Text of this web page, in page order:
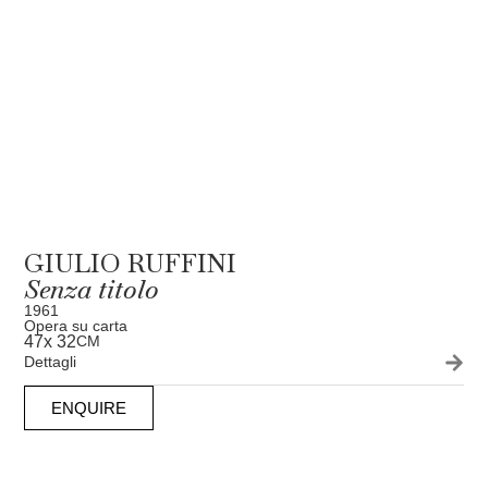
GIULIO RUFFINI
Senza titolo
1961
Opera su carta
47x 32CM
Dettagli
ENQUIRE